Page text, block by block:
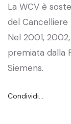
La WCV è
del Cancelliere
Nel 2001,
premiata dalla
Siemens.
Condividi…